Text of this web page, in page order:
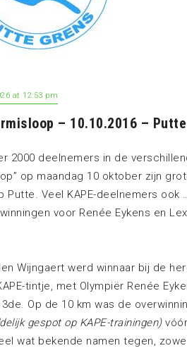
at 12:53 pm
– 10.10.2016 –
2000 deelnemers in de
op maandag 10 oktober zijn
Putte. Veel KAPE-deelnemers
voor Renée Eykens en
Wijngaert werd winnaar bij de
tintje, met Olympiër Renée
Op de 10 km was de
gespot op KAPE-trainingen)vóór
wat bekende namen tegen,